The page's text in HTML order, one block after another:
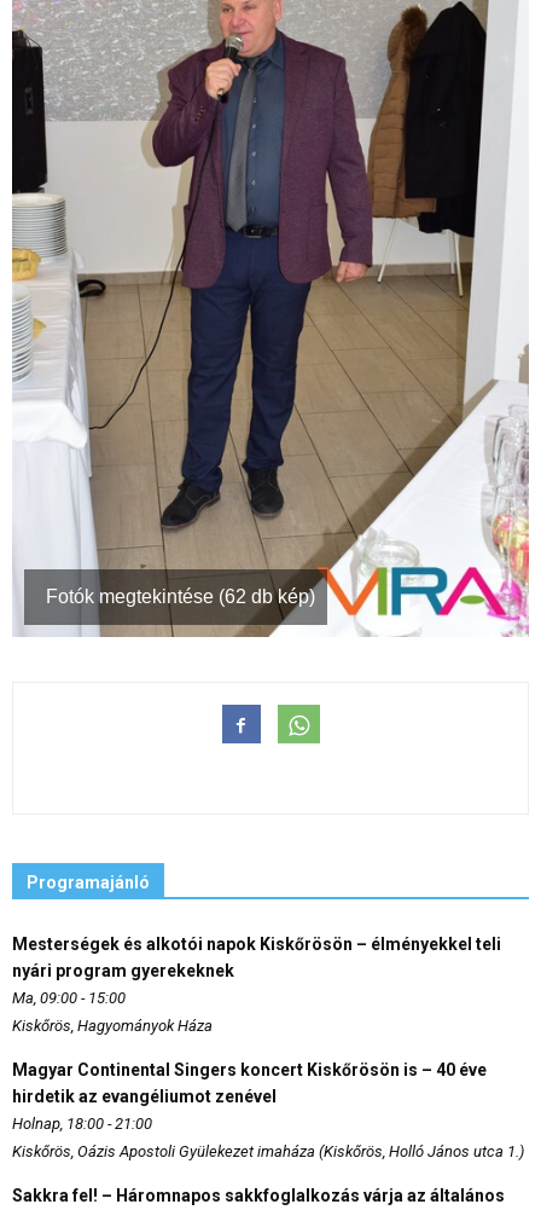
Fotók megtekintése (62 db kép)
Programajánló
Mesterségek és alkotói napok Kiskőrösön – élményekkel teli
nyári program gyerekeknek
Ma, 09:00 - 15:00
Kiskőrös, Hagyományok Háza
Magyar Continental Singers koncert Kiskőrösön is – 40 éve
hirdetik az evangéliumot zenével
Holnap, 18:00 - 21:00
Kiskőrös, Oázis Apostoli Gyülekezet imaháza (Kiskőrös, Holló János utca 1.)
Sakkra fel! – Háromnapos sakkfoglalkozás várja az általános